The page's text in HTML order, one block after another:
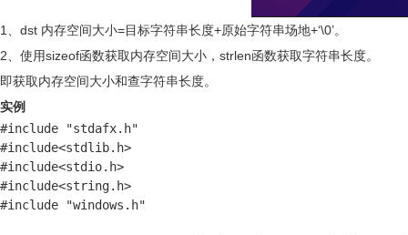
1、dst 内存空间大小=目标字符串长度+原始字符串场地+‘\0’。
2、使用sizeof函数获取内存空间大小，strlen函数获取字符串长度。
即获取内存空间大小和查字符串长度。
实例
#include "stdafx.h"
#include<stdlib.h>
#include<stdio.h>
#include<string.h>
#include "windows.h"